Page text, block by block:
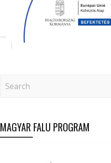
MAGYAR FALU PROGRAM